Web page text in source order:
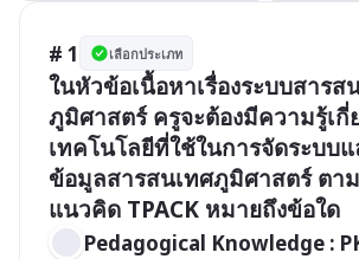
# 1 เลือกประเภท
ในหัวข้อเนื้อหาเรื่องระบบสารส
ภูมิศาสตร์ ครูจะต้องมีความรู้เกี่
เทคโนโลยีที่ใช้ในการจัดระบบ
ข้อมูลสารสนเทศภูมิศาสตร์ ตา
แนวคิด TPACK หมายถึงข้อใด
Pedagogical Knowledge :